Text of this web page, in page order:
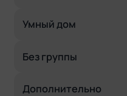
Умный дом
Без группы
Дополнительно